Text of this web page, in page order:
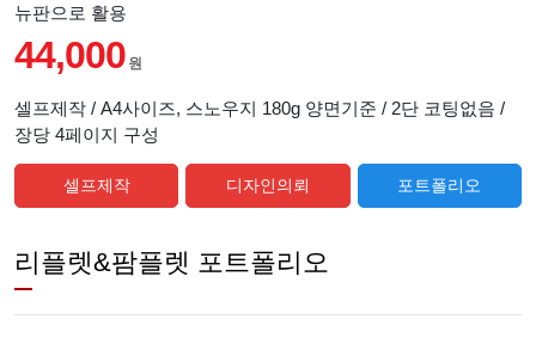
뉴판으로 활용
44,000 원
셀프제작 / A4사이즈, 스노우지 180g 양면기준 / 2단 코팅없음 /
장당 4페이지 구성
셀프제작 디자인의뢰 포트폴리오
리플렛&팜플렛 포트폴리오